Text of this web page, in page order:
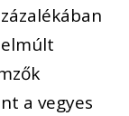
elmúlt
a vegyes